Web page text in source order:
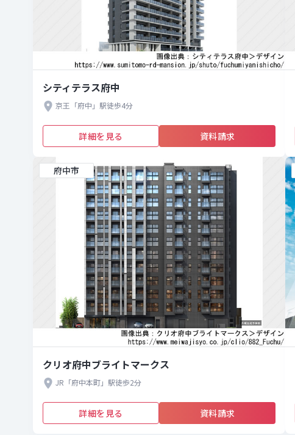
シティテラス府中
京王「府中」駅徒歩4分
詳細を見る 資料請求
府中市
クリオ府中ブライトマークス
JR「府中本町」駅徒歩2分
詳細を見る 資料請求